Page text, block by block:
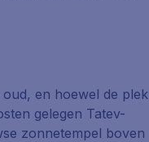
en hoewel de plek
gelegen Tatev-
zonnetempel boven